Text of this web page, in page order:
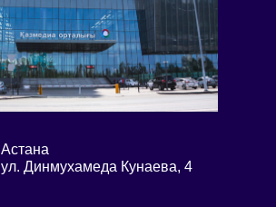
Астана
ул. Динмухамеда Кунаева, 4